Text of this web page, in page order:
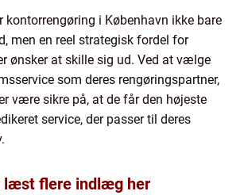
kontorrengøring i København ikke bare
men en reel strategisk fordel for
ønsker at skille sig ud. Ved at vælge
som deres rengøringspartner,
være sikre på, at de får den højeste
service, der passer til deres
læst flere indlæg her